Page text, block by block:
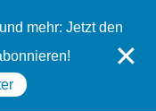
mehr: Jetzt den
✕